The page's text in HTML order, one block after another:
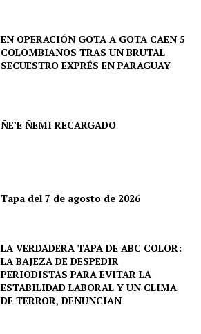
EN OPERACIÓN GOTA A GOTA CAEN 5
COLOMBIANOS TRAS UN BRUTAL
SECUESTRO EXPRÉS EN PARAGUAY
ÑE’E ÑEMI RECARGADO
Tapa del 7 de agosto de 2026
LA VERDADERA TAPA DE ABC COLOR:
LA BAJEZA DE DESPEDIR
PERIODISTAS PARA EVITAR LA
ESTABILIDAD LABORAL Y UN CLIMA
DE TERROR, DENUNCIAN